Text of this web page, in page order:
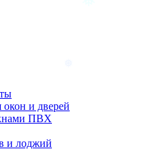
и дверей
ПВХ
и лоджий